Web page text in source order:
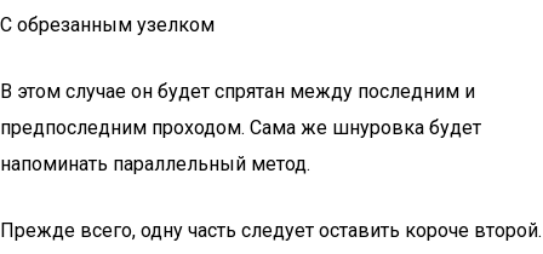
С обрезанным узелком
В этом случае он будет спрятан между последним и
предпоследним проходом. Сама же шнуровка будет
напоминать параллельный метод.
Прежде всего, одну часть следует оставить короче второй.